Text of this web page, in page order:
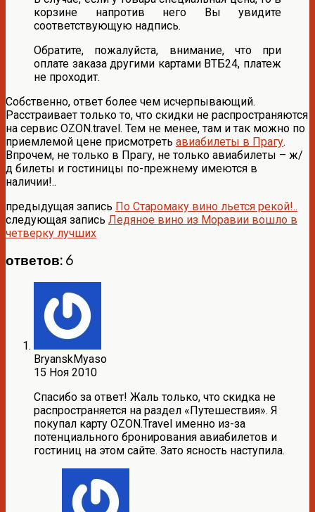
корзине напротив него Вы увидите
соответствующую надпись.
Обратите, пожалуйста, внимание, что при
оплате заказа другими картами ВТБ24, платеж
не проходит.
Собственно, ответ более чем исчерпывающий.
Расстраивает только то, что скидки не распространяются
на сервис OZON.travel. Тем не менее, там и так можно по
приемлемой цене присмотреть авиабилеты в Прагу.
Впрочем, не только в Прагу, не только авиабилеты – ж/
д билеты и гостиницы по-прежнему имеются в
наличии!..
предыдущая запись По Старомаку вино льется рекой!..
следующая запись Ледяное вино из Моравии вошло в
четверку лучших
ответов: 6
BryanskMyaso
15 Ноя 2010
Спасибо за ответ! Жаль только, что скидка не
распространяется на раздел «Путешествия». Я
покупал карту OZON.Travel именно из-за
потенциального бронирования авиабилетов и
гостиниц на этом сайте. Зато ясность наступила.